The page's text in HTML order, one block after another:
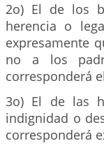
2o) El de los
herencia o
expresamente
no a los
corresponderá
3o) El de las
indignidad o
corresponderá